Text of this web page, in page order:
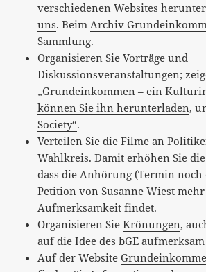
verschiedenen Websites
uns. BeimArchiv
Sammlung.
Organisieren Sie Vorträge und
Diskussionsveranstaltungen;
„Grundeinkommen – ein
können Sie ihn herunterladen,
Society“.
Verteilen Sie die Filme an
Wahlkreis. Damit erhöhen Sie
dass die Anhörung (Termin
Petition von Susanne Wiest mehr
Aufmerksamkeit findet.
Organisieren SieKrönungen,
auf die Idee des bGE
Auf der Website